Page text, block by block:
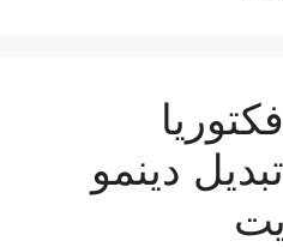
99007355 تبديل دينمو